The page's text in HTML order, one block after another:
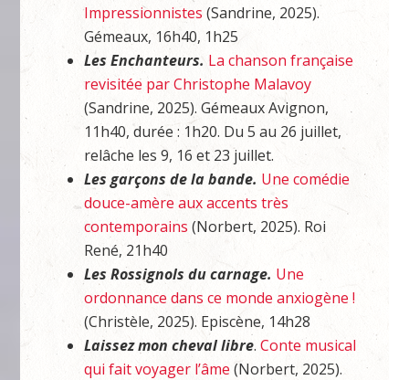
Impressionnistes (Sandrine, 2025).
Gémeaux, 16h40, 1h25
Les Enchanteurs. La chanson française
revisitée par Christophe Malavoy
(Sandrine, 2025). Gémeaux Avignon,
11h40, durée : 1h20. Du 5 au 26 juillet,
relâche les 9, 16 et 23 juillet.
Les garçons de la bande. Une comédie
douce-amère aux accents très
contemporains (Norbert, 2025). Roi
René, 21h40
Les Rossignols du carnage. Une
ordonnance dans ce monde anxiogène !
(Christèle, 2025). Episcène, 14h28
Laissez mon cheval libre.Conte musical
qui fait voyager l’âme (Norbert, 2025).